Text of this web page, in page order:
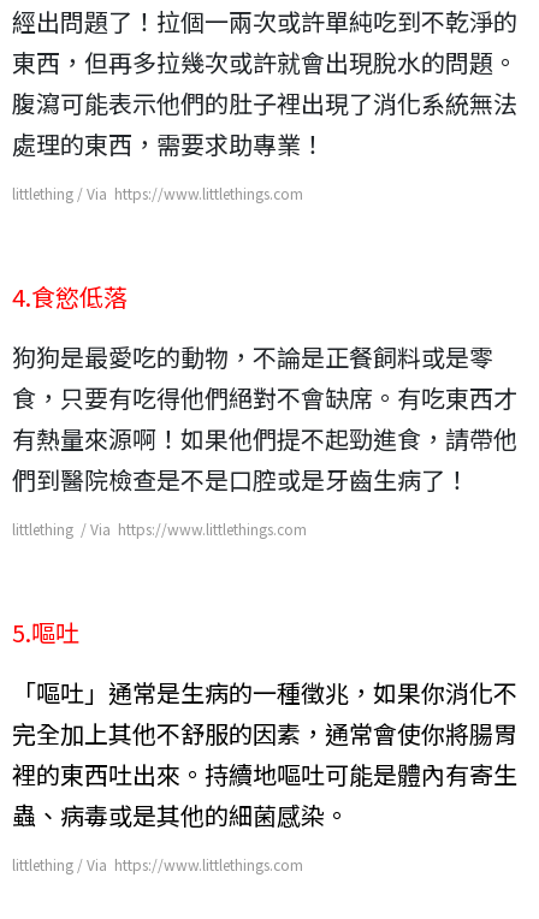
經出問題了！拉個一兩次或許單純吃到不乾淨的
東西，但再多拉幾次或許就會出現脫水的問題。
腹瀉可能表示他們的肚子裡出現了消化系統無法
處理的東西，需要求助專業！
littlething / Via https://www.littlethings.com
4.食慾低落
狗狗是最愛吃的動物，不論是正餐飼料或是零
食，只要有吃得他們絕對不會缺席。有吃東西才
有熱量來源啊！如果他們提不起勁進食，請帶他
們到醫院檢查是不是口腔或是牙齒生病了！
littlething / Via https://www.littlethings.com
5.嘔吐
「嘔吐」通常是生病的一種徵兆，如果你消化不
完全加上其他不舒服的因素，通常會使你將腸胃
裡的東西吐出來。持續地嘔吐可能是體內有寄生
蟲、病毒或是其他的細菌感染。
littlething / Via https://www.littlethings.com